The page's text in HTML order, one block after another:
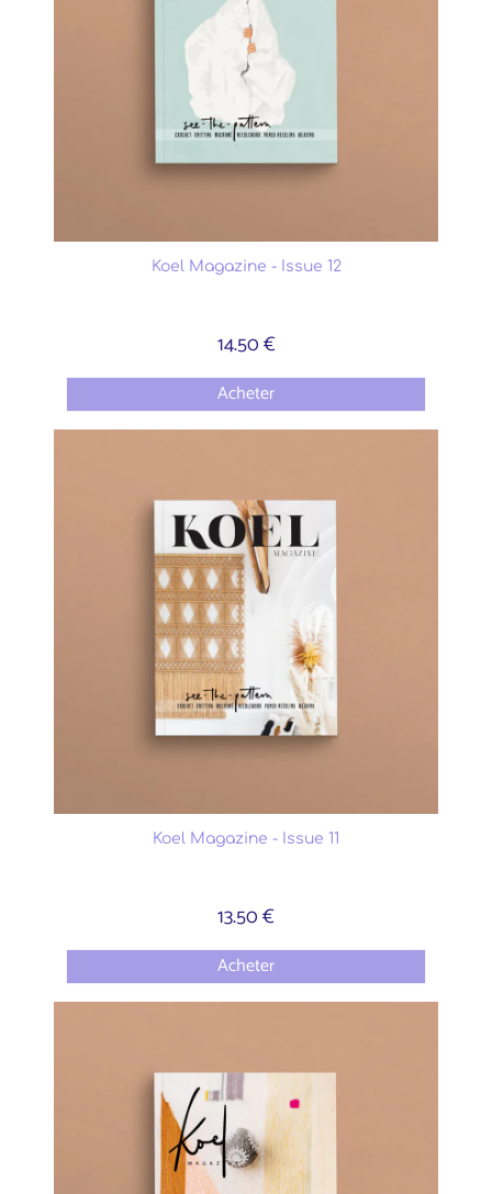
Koel Magazine - Issue 12
14.50 €
Acheter
Koel Magazine - Issue 11
13.50 €
Acheter